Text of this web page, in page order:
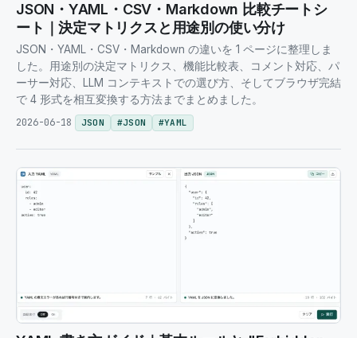
JSON・YAML・CSV・Markdown 比較チートシ
ート｜決定マトリクスと用途別の使い分け
JSON・YAML・CSV・Markdown の違いを 1 ページに整理しま
した。用途別の決定マトリクス、機能比較表、コメント対応、パ
ーサー対応、LLM コンテキストでの選び方、そしてブラウザ完結
で 4 形式を相互変換する方法までまとめました。
2026-06-18
JSON #JSON #YAML